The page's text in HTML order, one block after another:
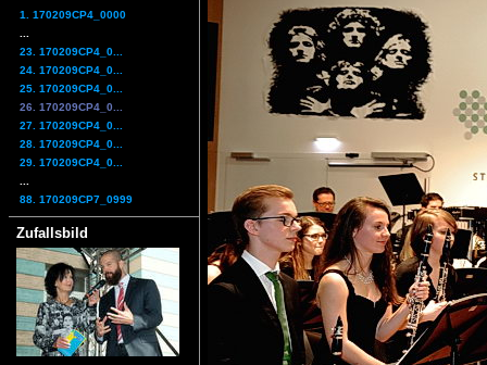
1. 170209CP4_0000
23. 170209CP4_0...
24. 170209CP4_0...
25. 170209CP4_0...
26. 170209CP4_0...
27. 170209CP4_0...
28. 170209CP4_0...
29. 170209CP4_0...
88. 170209CP7_0999
Zufallsbild